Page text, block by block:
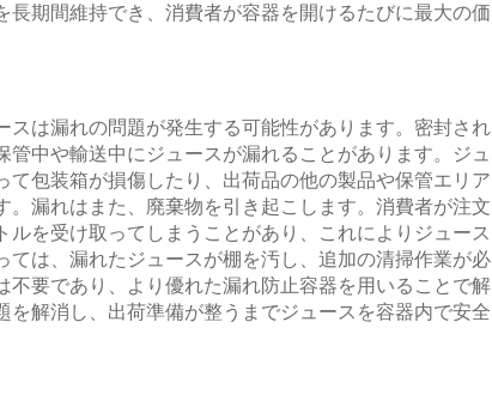
期間維持でき、消費者が容器を開けるたびに最大の価
は漏れの問題が発生する可能性があります。密封され
中や輸送中にジュースが漏れることがあります。ジュ
包装箱が損傷したり、出荷品の他の製品や保管エリア
漏れはまた、廃棄物を引き起こします。消費者が注文
を受け取ってしまうことがあり、これによりジュース
は、漏れたジュースが棚を汚し、追加の清掃作業が必
要であり、より優れた漏れ防止容器を用いることで解
解消し、出荷準備が整うまでジュースを容器内で安全